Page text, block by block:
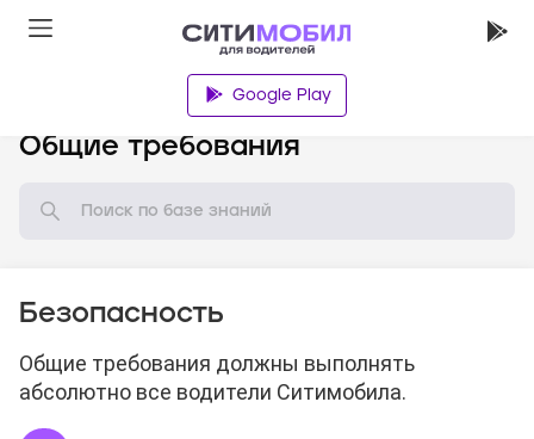
Google Play
Общие требования
Безопасность
Общие требования должны выполнять
абсолютно все водители Ситимобила.